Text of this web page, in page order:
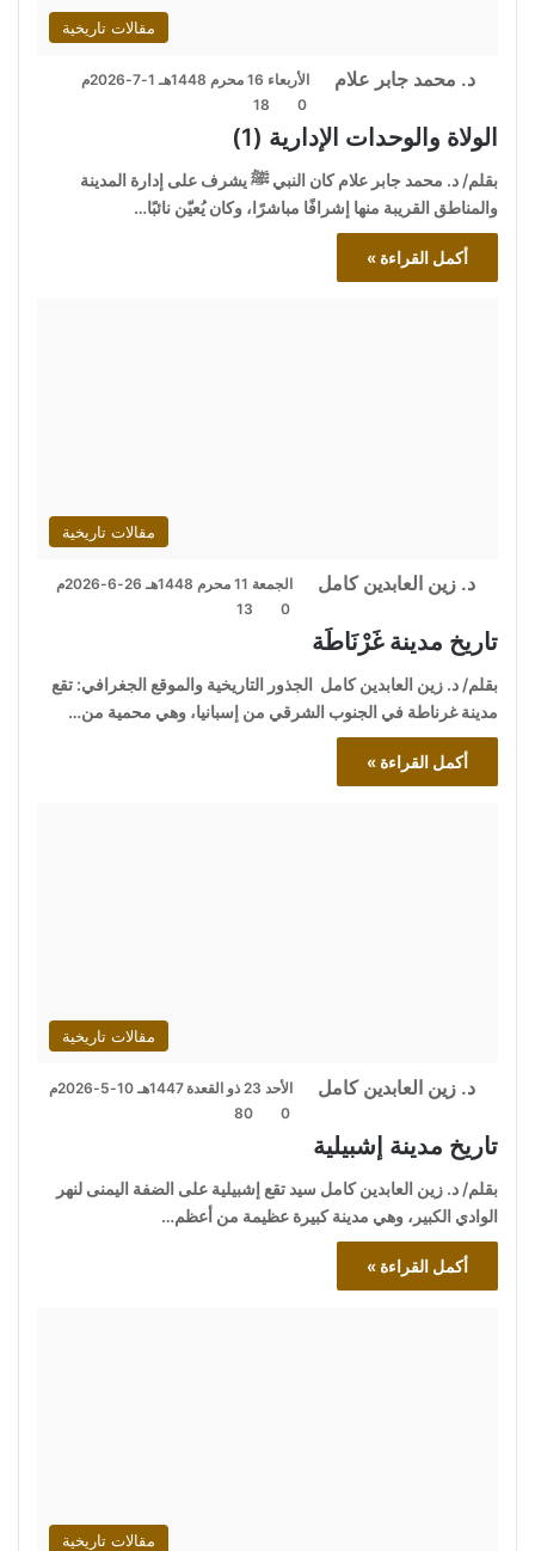
مقالات تاريخية
د. محمد جابر علام
الأربعاء 16 محرم 1448هـ 1-7-2026م
0
18
الولاة والوحدات الإدارية (1)
بقلم/ د. محمد جابر علام كان النبي ﷺ يشرف على إدارة المدينة
والمناطق القريبة منها إشرافًا مباشرًا، وكان يُعيّن نائبًا…
أكمل القراءة »
مقالات تاريخية
د. زين العابدين كامل
الجمعة 11 محرم 1448هـ 26-6-2026م
0
13
تاريخ مدينة غَرْنَاطَة
بقلم/ د. زين العابدين كامل الجذور التاريخية والموقع الجغرافي: تقع
مدينة غرناطة في الجنوب الشرقي من إسبانيا، وهي محمية من…
أكمل القراءة »
مقالات تاريخية
د. زين العابدين كامل
الأحد 23 ذو القعدة 1447هـ 10-5-2026م
0
80
تاريخ مدينة إشبيلية
بقلم/ د. زين العابدين كامل سيد تقع إشبيلية على الضفة اليمنى لنهر
الوادي الكبير، وهي مدينة كبيرة عظيمة من أعظم…
أكمل القراءة »
مقالات تاريخية